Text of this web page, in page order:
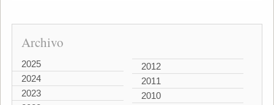
Archivo
2025
2024
2023
2012
2011
2010